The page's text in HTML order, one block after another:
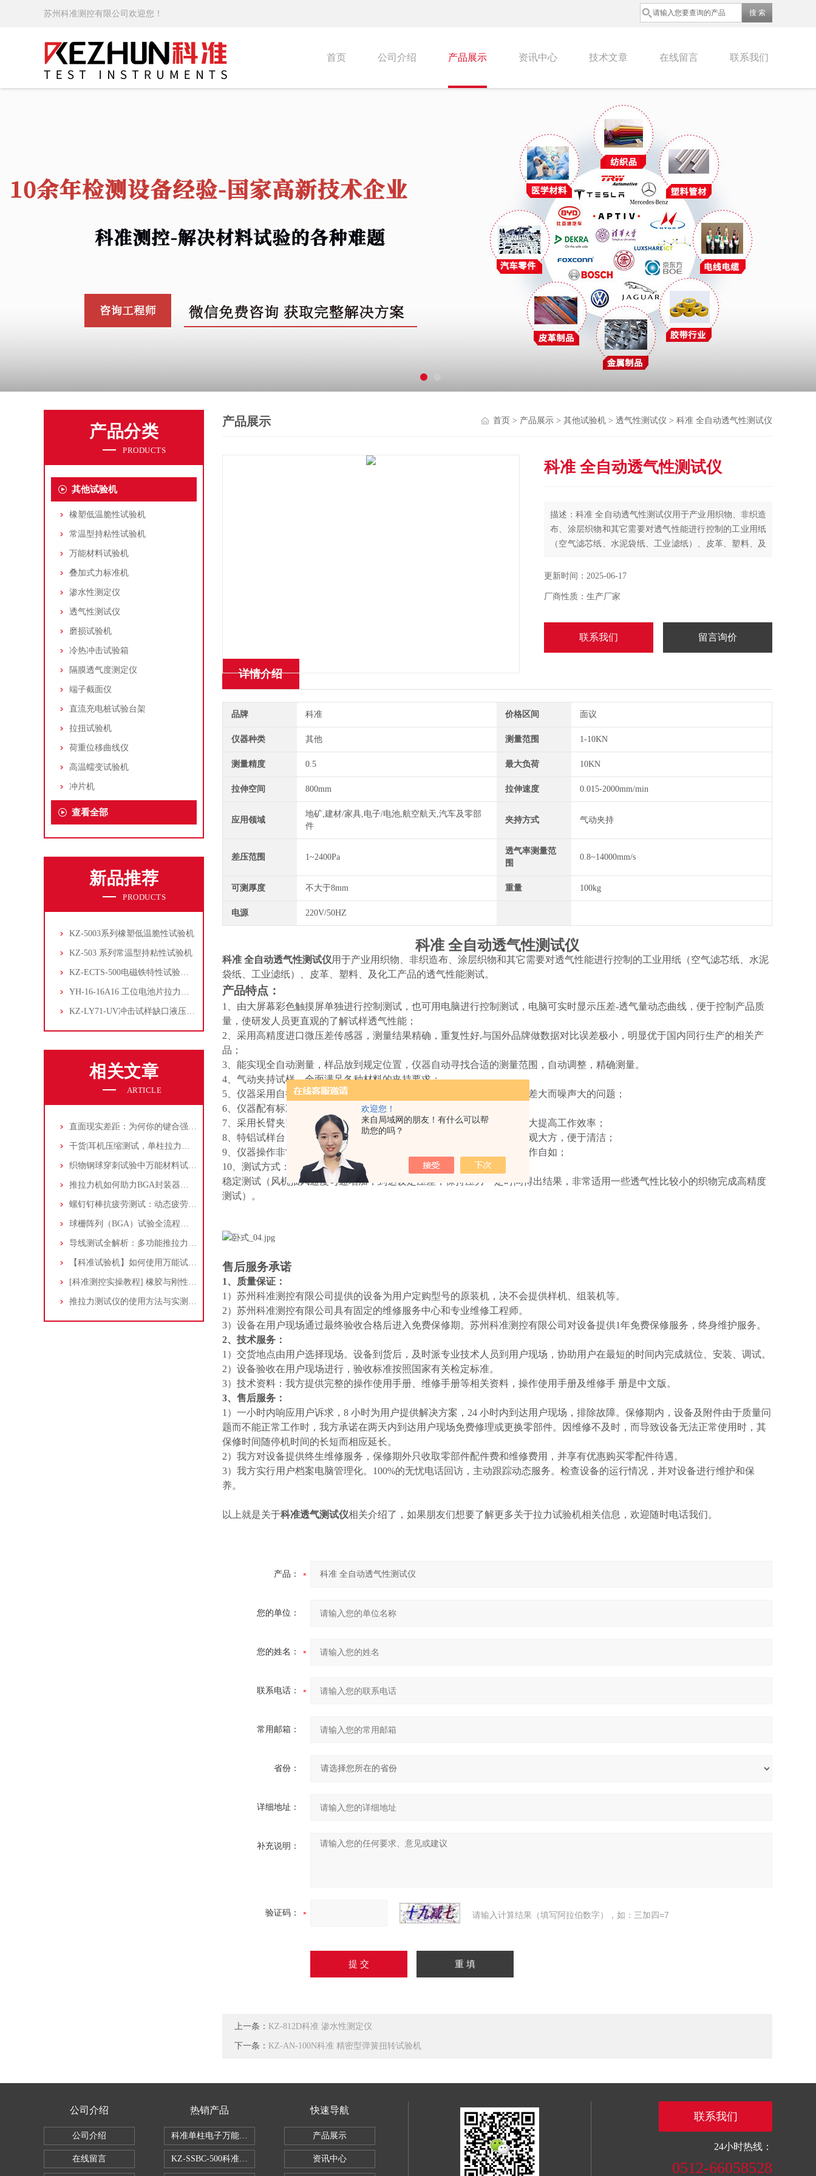
欢迎您！
来自局域网的朋友！有什么可以帮
助您的吗？
苏州科准测控有限公司欢迎您！
首页 公司介绍 产品展示 资讯中心 技术文章 在线留言 联系我们
产品分类
PRODUCTS
其他试验机
橡塑低温脆性试验机
常温型持粘性试验机
万能材料试验机
叠加式力标准机
渗水性测定仪
透气性测试仪
磨损试验机
冷热冲击试验箱
隔膜透气度测定仪
端子截面仪
直流充电桩试验台架
拉扭试验机
荷重位移曲线仪
高温蠕变试验机
冲片机
查看全部
新品推荐
PRODUCTS
KZ-5003系列橡塑低温脆性试验机
KZ-503 系列常温型持粘性试验机
KZ-ECTS-500电磁铁特性试验系统
YH-16-16A16 工位电池片拉力试验机
KZ-LY71-UV冲击试样缺口液压拉床
相关文章
ARTICLE
直面现实差距：为何你的键合强度达不到理论值？
干货|耳机压缩测试，单柱拉力试验机配合定制夹具！
织物钢球穿刺试验中万能材料试验机的应用:原理、标准和流程解析。
推拉力机如何助力BGA封装器件焊点可靠性测试：流程分享
螺钉钉棒抗疲劳测试：动态疲劳试验机的应用与操作要点
球栅阵列（BGA）试验全流程解析：从测试方法到检测设备
导线测试全解析：多功能推拉力测试机如何覆盖不同结构与材料
【科准试验机】如何使用万能试验机，测试塑料吸管，看完秒懂！
[科准测控实操教程] 橡胶与刚性基材黏附强度测定的实用方法与标准！
推拉力测试仪的使用方法与实测案例分享
产品展示 首页 > 产品展示 > 其他试验机 > 透气性测试仪 > 科准 全自动透气性测试仪
科准 全自动透气性测试仪
描述：科准 全自动透气性测试仪用于产业用织物、非织造
布、涂层织物和其它需要对透气性能进行控制的工业用纸
（空气滤芯纸、水泥袋纸、工业滤纸）、皮革、塑料、及
更新时间：2025-06-17
厂商性质：生产厂家
联系我们 留言询价
详情介绍
品牌 科准 价格区间 面议
仪器种类 其他 测量范围 1-10KN
测量精度 0.5 最大负荷 10KN
拉伸空间 800mm 拉伸速度 0.015-2000mm/min
应用领域
地矿,建材/家具,电子/电池,航空航天,汽车及零部
件
夹持方式 气动夹持
差压范围 1~2400Pa
透气率测量范
围
0.8~14000mm/s
可测厚度 不大于8mm 重量 100kg
电源 220V/50HZ
科准 全自动透气性测试仪
科准 全自动透气性测试仪用于产业用织物、非织造布、涂层织物和其它需要对透气性能进行控制的工业用纸（空气滤芯纸
水泥
袋纸、工业滤纸）、 皮革、塑料、及化工产品的透气性能测试。
产品特点：
1、由大屏幕彩色触摸屏单独进行控制测试，也可用电脑进行控制测试，电脑可实时显示压差-透气量动态曲线，便于控制产品质
量，使研发人员更直观的了解试样透气性能；
2、采用高精度进口微压差传感器，测量结果精确，重复性好,与国外品牌做数据对比误差极小，明显优于国内同行生产的相关产
品；
3、能实现全自动测量，样品放到规定位置，仪器自动寻找合适的测量范围，自动调整，精确测量。
4、气动夹持试样，全面满足各种材料的夹持要求；
5、仪器采用自行设计的消音装置来控制抽吸风机，解决了同类产品因压差大而噪声大的问题；
6、仪器配有标准的校验孔板，可快速完成校验，以保障数据的准确性；
7、采用长臂夹紧手柄，能测量较大的样品，而不必将大的样品裁小，大大提高工作效率；
8、特铝试样台，整机外壳金属烤漆工艺处理，经久耐用整机外观造型美观大方，便于清洁；
9、仪器操作非常简单，中、英文界面可互换，即使是无经验的人员也操作自如；
10、测试方式：快速测试（单次测试时间小于30秒，快速得出结果）；
稳定测试（风机抽风速度匀速增加，到达设定压差，保持压力一定时间得出结果，非常适用一些透气性比较小的织物完成高精度
测试）。
售后服务承诺
1、质量保证：
1）苏州科准测控有限公司提供的设备为用户定购型号的原装机，决不会提供样机、组装机等。
2）苏州科准测控有限公司具有固定的维修服务中心和专业维修工程师。
3）设备在用户现场通过最终验收合格后进入免费保修期。苏州科准测控有限公司对设备提供1年免费保修服务，终身维护服务。
2、技术服务：
1）交货地点由用户选择现场。设备到货后，及时派专业技术人员到用户现场，协助用户在最短的时间内完成就位、安装、调试。
2）设备验收在用户现场进行，验收标准按照国家有关检定标准。
3）技术资料：我方提供完整的操作使用手册、维修手册等相关资料，操作使用手册及维修手 册是中文版。
3、售后服务：
1）一小时内响应用户诉求，8 小时为用户提供解决方案，24 小时内到达用户现场，排除故障。保修期内，设备及附件由于质量问
题而不能正常工作时，我方承诺在两天内到达用户现场免费修理或更换零部件。因维修不及时，而导致设备无法正常使用时，其
保修时间随停机时间的长短而相应延长。
2）我方对设备提供终生维修服务，保修期外只收取零部件配件费和维修费用，并享有优惠购买零配件待遇。
3）我方实行用户档案电脑管理化。100%的无忧电话回访，主动跟踪动态服务。检查设备的运行情况，并对设备进行维护和保
养。
以上就是关于科准透气测试仪相关介绍了，如果朋友们想要了解更多关于拉力试验机相关信息，欢迎随时电话我们。
产品：
您的单位：
您的姓名：
联系电话：
常用邮箱：
省份：
详细地址：
补充说明：
验证码： 请输入计算结果（填写阿拉伯数字），如：三加四=7
上一条： KZ-812D科准 渗水性测定仪
下一条： KZ-AN-100N科准 精密型弹簧扭转试验机
公司介绍
公司介绍
在线留言
热销产品
科准单柱电子万能拉力机KZ-SSBC-500
KZ-SSBC-500科准单柱电子万能试验机5KG
快速导航
产品展示
资讯中心
联系我们
24小时热线：
0512-66058528